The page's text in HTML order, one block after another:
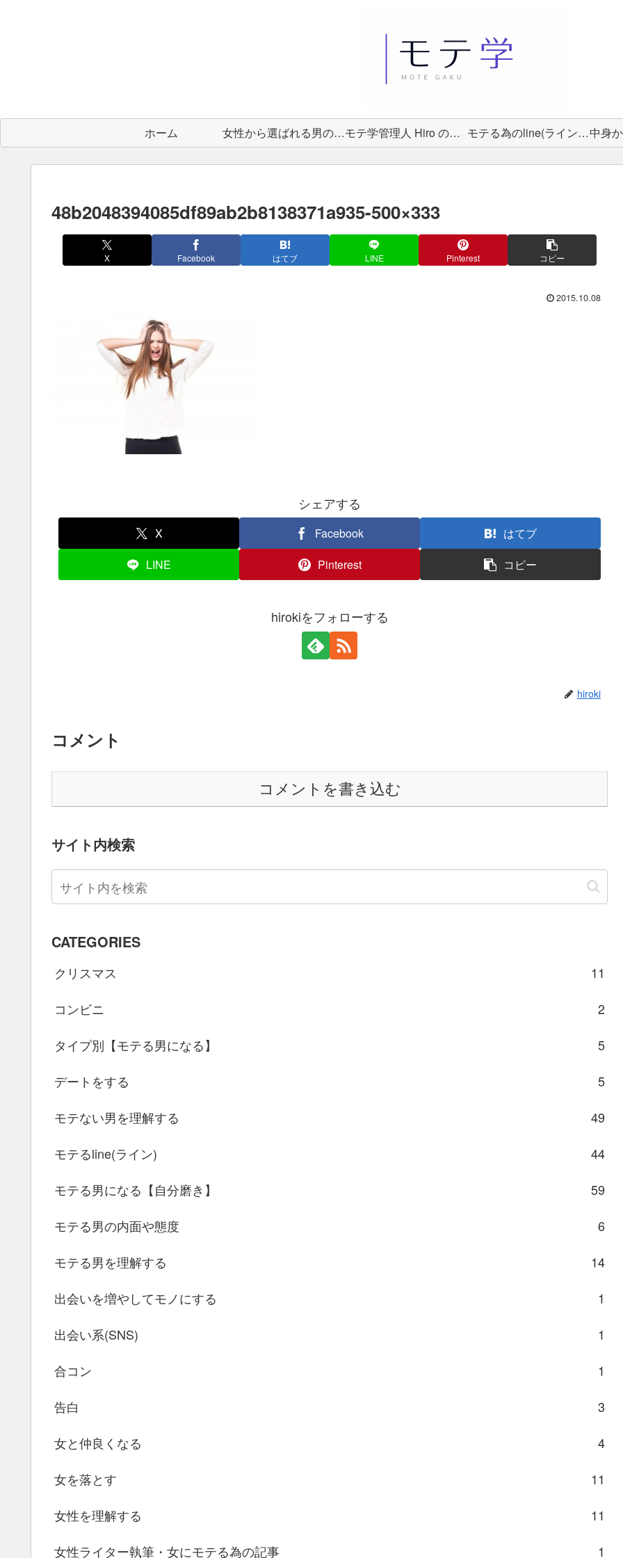
ホーム 女性から選ばれる男の教科書 モテ学管理人 Hiro のプロフィール モテる為のline(ライン)術
48b2048394085df89ab2b8138371a935-500×333
X Facebook はてブ LINE Pinterest コピー
2015.10.08
シェアする
X Facebook
はてブ
LINE
Pinterest コピー
hirokiをフォローする
hiroki
コメント
コメントを書き込む
サイト内検索
CATEGORIES
クリスマス
11
コンビニ
2
タイプ別【モテる男になる】
5
デートをする
5
モテない男を理解する
49
モテるline(ライン)
44
モテる男になる【自分磨き】
59
モテる男の内面や態度
6
モテる男を理解する
14
出会いを増やしてモノにする
1
出会い系(SNS)
1
合コン
1
告白
3
女と仲良くなる
4
女を落とす
11
女性を理解する
11
女性ライター執筆・女にモテる為の記事
1